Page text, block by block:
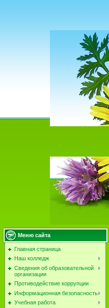
Меню сайта
Главная страница
Наш колледж
Сведения об образовательной
организации
Противодействие коррупции
Информационная безопасность
Учебная работа